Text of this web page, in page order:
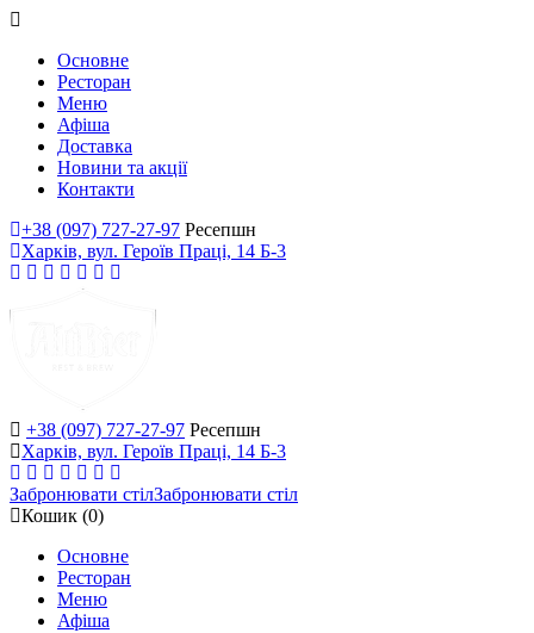
Основне
Ресторан
Меню
Афіша
Доставка
Новини та акції
Контакти
+38 (097) 727-27-97 Ресепшн
Харків, вул. Героїв Праці, 14 Б-3
+38 (097) 727-27-97 Ресепшн
Харків, вул. Героїв Праці, 14 Б-3
Забронювати стілЗабронювати стіл
Кошик (0)
Основне
Ресторан
Меню
Афіша